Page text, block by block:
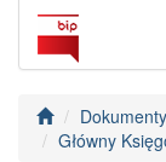
Główny